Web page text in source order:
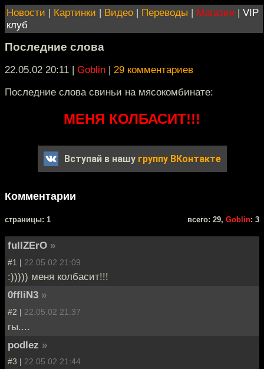
Новости | Картинки | Видео | Переводы | Магазин | VIP
клуб
Последние слова
22.05.02 20:11 | Goblin | 29 комментариев
Последние слова свиньи на мясокомбинате:
МЕНЯ КОЛБАСИТ!!!
Вступай в нашу группу ВКонтакте
Комментарии
cтраницы: 1 всего: 29, Goblin: 3
fullZErO »
#1 | 22.05.02 21:09
:))))) меня колбасит!!!
0ffliN3 »
#2 | 22.05.02 21:37
гы....
podlez »
#3 | 22.05.02 21:44